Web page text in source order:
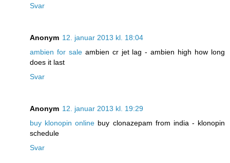
Svar
Anonym 12. januar 2013 kl. 18:04
ambien for saleambien cr jet lag - ambien high how long
does it last
Svar
Anonym 12. januar 2013 kl. 19:29
buy klonopin online buy clonazepam from india - klonopin
schedule
Svar